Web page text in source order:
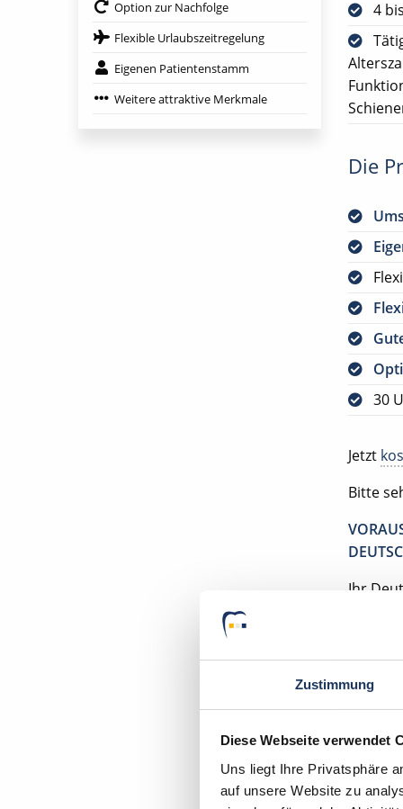
Zustimmung
Diese Webseite verwendet
Uns liegt Ihre Privatsphäre
auf unsere Website zu
4
Die
30
Jetzt
Bitte
Ihr
Option zur Nachfolge
Flexible Urlaubszeitregelung
Eigenen Patientenstamm
Weitere attraktive Merkmale